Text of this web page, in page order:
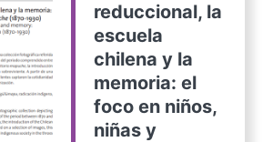
reduccional, la
escuela
chilena y la
memoria: el
foco en niños,
niñas y